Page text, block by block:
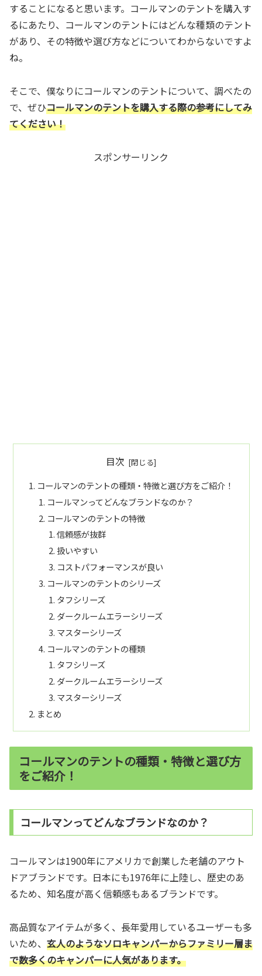
することになると思います。コールマンのテントを購入す
るにあたり、コールマンのテントにはどんな種類のテント
があり、その特徴や選び方などについてわからないですよ
ね。
そこで、僕なりにコールマンのテントについて、調べたの
で、ぜひコールマンのテントを購入する際の参考にしてみ
てください！
スポンサーリンク
目次
コールマンのテントの種類・特徴と選び方をご紹介！
コールマンってどんなブランドなのか？
コールマンのテントの特徴
信頼感が抜群
扱いやすい
コストパフォーマンスが良い
コールマンのテントのシリーズ
タフシリーズ
ダークルームエラーシリーズ
マスターシリーズ
コールマンのテントの種類
タフシリーズ
ダークルームエラーシリーズ
マスターシリーズ
まとめ
コールマンのテントの種類・特徴と選び方
をご紹介！
コールマンってどんなブランドなのか？
コールマンは1900年にアメリカで創業した老舗のアウト
ドアブランドです。日本にも1976年に上陸し、歴史のあ
るため、知名度が高く信頼感もあるブランドです。
高品質なアイテムが多く、長年愛用しているユーザーも多
いため、 玄人のようなソロキャンパーからファミリー層ま
で数多くのキャンパーに人気があります。